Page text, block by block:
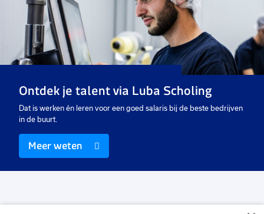
Ontdek je talent via Luba Scholing
Dat is werken én leren voor een goed salaris bij de beste bedrijven
in de buurt.
Meer weten